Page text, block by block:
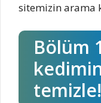
sitemizin arama
Bölüm
temizle!